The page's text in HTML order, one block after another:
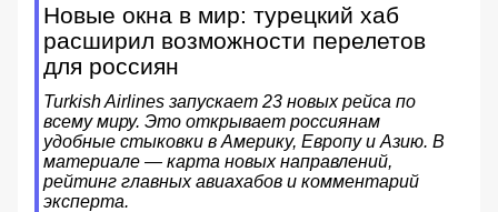
Новые окна в мир: турецкий хаб
расширил возможности перелетов
для россиян
Turkish Airlines запускает 23 новых рейса по
всему миру. Это открывает россиянам
удобные стыковки в Америку, Европу и Азию. В
материале — карта новых направлений,
рейтинг главных авиахабов и комментарий
эксперта.